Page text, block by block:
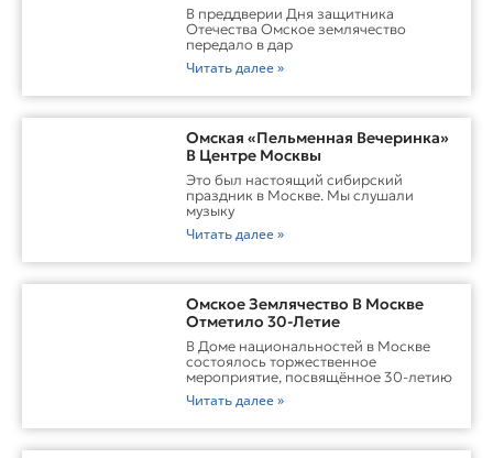
В преддверии Дня защитника
Отечества Омское землячество
передало в дар
Читать далее »
Омская «Пельменная Вечеринка»
В Центре Москвы
Это был настоящий сибирский
праздник в Москве. Мы слушали
музыку
Читать далее »
Омское Землячество В Москве
Отметило 30-Летие
В Доме национальностей в Москве
состоялось торжественное
мероприятие, посвящённое 30-летию
Читать далее »